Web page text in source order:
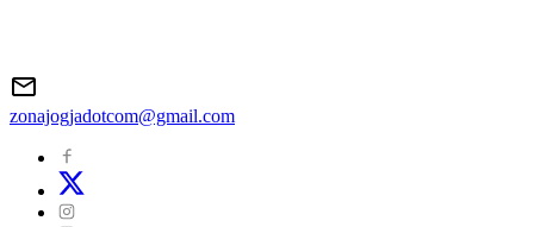
zonajogjadotcom@gmail.com